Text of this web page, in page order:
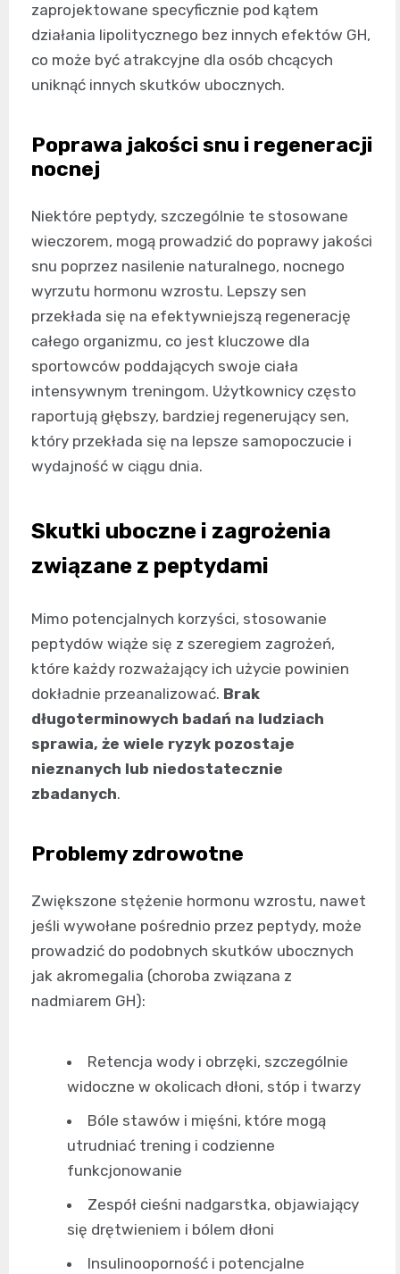
zaprojektowane specyficznie pod kątem
działania lipolitycznego bez innych efektów GH,
co może być atrakcyjne dla osób chcących
uniknąć innych skutków ubocznych.
Poprawa jakości snu i regeneracji
nocnej
Niektóre peptydy, szczególnie te stosowane
wieczorem, mogą prowadzić do poprawy jakości
snu poprzez nasilenie naturalnego, nocnego
wyrzutu hormonu wzrostu. Lepszy sen
przekłada się na efektywniejszą regenerację
całego organizmu, co jest kluczowe dla
sportowców poddających swoje ciała
intensywnym treningom. Użytkownicy często
raportują głębszy, bardziej regenerujący sen,
który przekłada się na lepsze samopoczucie i
wydajność w ciągu dnia.
Skutki uboczne i zagrożenia
związane z peptydami
Mimo potencjalnych korzyści, stosowanie
peptydów wiąże się z szeregiem zagrożeń,
które każdy rozważający ich użycie powinien
dokładnie przeanalizować. Brak
długoterminowych badań na ludziach
sprawia, że wiele ryzyk pozostaje
nieznanych lub niedostatecznie
zbadanych.
Problemy zdrowotne
Zwiększone stężenie hormonu wzrostu, nawet
jeśli wywołane pośrednio przez peptydy, może
prowadzić do podobnych skutków ubocznych
jak akromegalia (choroba związana z
nadmiarem GH):
Retencja wody i obrzęki, szczególnie
widoczne w okolicach dłoni, stóp i twarzy
Bóle stawów i mięśni, które mogą
utrudniać trening i codzienne
funkcjonowanie
Zespół cieśni nadgarstka, objawiający
się drętwieniem i bólem dłoni
Insulinooporność i potencjalne